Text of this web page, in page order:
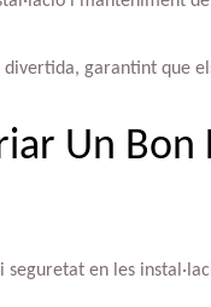
garantint que
Un Bon
en les